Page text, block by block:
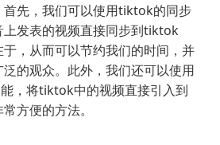
首先，我们可以使用tiktok的同步
上发表的视频直接同步到tiktok
，从而可以节约我们的时间，并
的观众。此外，我们还可以使用
，将tiktok中的视频直接引入到
方便的方法。